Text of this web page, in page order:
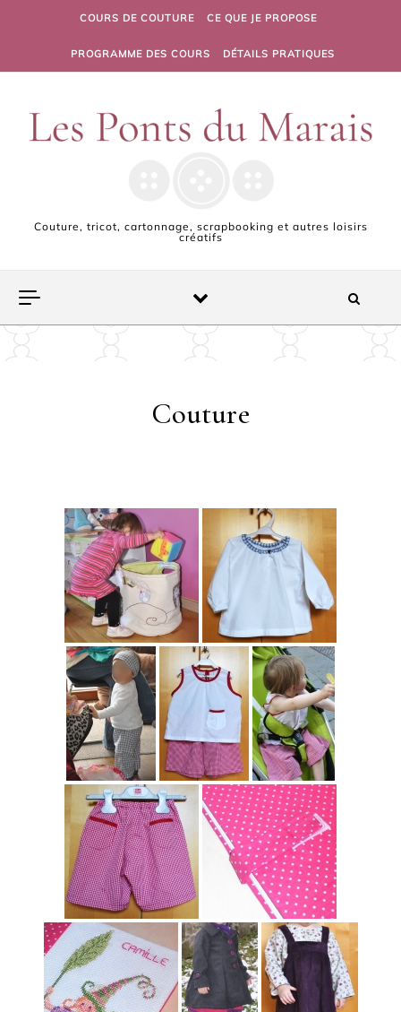
Skip to contentCOURS DE COUTURE CE QUE JE PROPOSE
PROGRAMME DES COURS DÉTAILS PRATIQUES
Couture, tricot, cartonnage, scrapbooking et autres loisirs
créatifs
Couture